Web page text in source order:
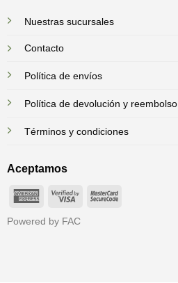
Nuestras sucursales
Contacto
Política de envíos
Política de devolución y reembolso
Términos y condiciones
Aceptamos
AmericanVisa
MasterCard
Powered by FAC